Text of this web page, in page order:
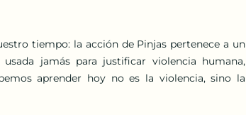
tiempo: la acción de Pinjas pertenece a un
jamás para justificar violencia humana,
aprender hoy no es la violencia, sino la